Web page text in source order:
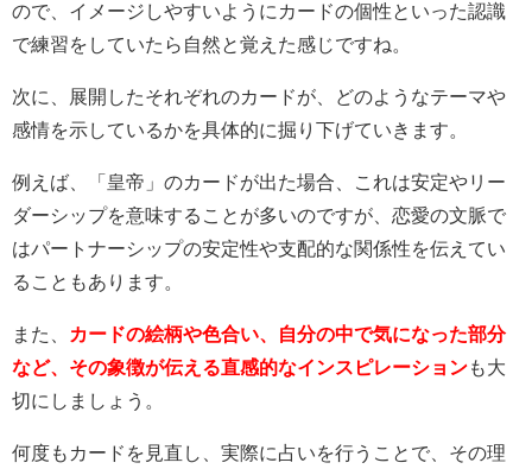
ので、イメージしやすいようにカードの個性といった認識
で練習をしていたら自然と覚えた感じですね。
次に、展開したそれぞれのカードが、どのようなテーマや
感情を示しているかを具体的に掘り下げていきます。
例えば、「皇帝」のカードが出た場合、これは安定やリー
ダーシップを意味することが多いのですが、恋愛の文脈で
はパートナーシップの安定性や支配的な関係性を伝えてい
ることもあります。
また、
カードの絵柄や色合い、自分の中で気になった部分
など、その象徴が伝える直感的なインスピレーションも大
切にしましょう。
何度もカードを見直し、実際に占いを行うことで、その理